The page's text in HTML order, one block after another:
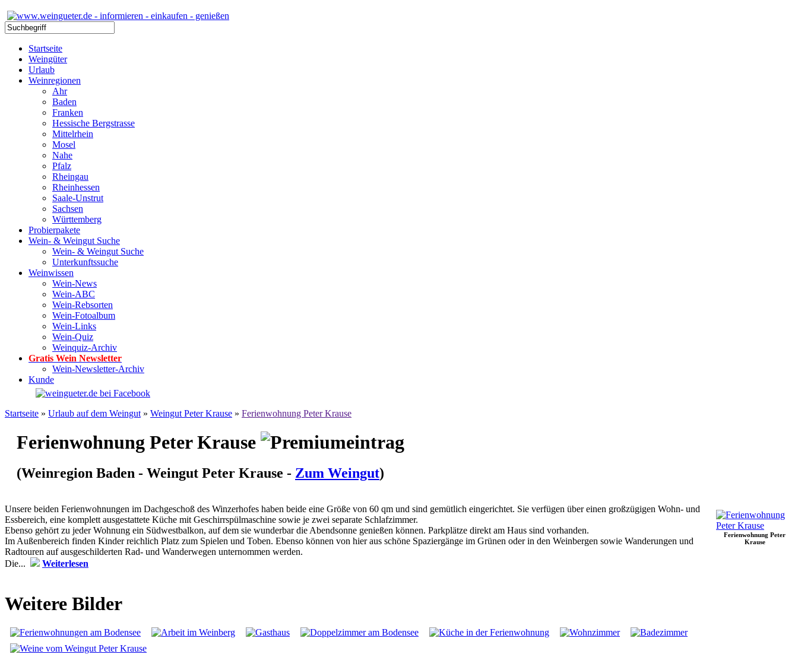
Startseite
Weingüter
Urlaub
Weinregionen
Ahr
Baden
Franken
Hessische Bergstrasse
Mittelrhein
Mosel
Nahe
Pfalz
Rheingau
Rheinhessen
Saale-Unstrut
Sachsen
Württemberg
Probierpakete
Wein- & Weingut Suche
Wein- & Weingut Suche
Unterkunftssuche
Weinwissen
Wein-News
Wein-ABC
Wein-Rebsorten
Wein-Fotoalbum
Wein-Links
Wein-Quiz
Weinquiz-Archiv
Gratis Wein Newsletter
Wein-Newsletter-Archiv
Kunde
Startseite » Urlaub auf dem Weingut » Weingut Peter Krause » Ferienwohnung Peter Krause
Ferienwohnung Peter Krause
(Weinregion Baden - Weingut Peter Krause - Zum Weingut)
Ferienwohnung Peter
Krause
Unsere beiden Ferienwohnungen im Dachgeschoß des Winzerhofes haben beide eine Größe von 60 qm und sind gemütlich eingerichtet. Sie verfügen über einen großzügigen Wohn- und
Essbereich, eine komplett ausgestattete Küche mit Geschirrspülmaschine sowie je zwei separate Schlafzimmer.
Ebenso gehört zu jeder Wohnung ein Südwestbalkon, auf dem sie wunderbar die Abendsonne genießen können. Parkplätze direkt am Haus sind vorhanden.
Im Außenbereich finden Kinder reichlich Platz zum Spielen und Toben. Ebenso können von hier aus schöne Spaziergänge im Grünen oder in den Weinbergen sowie Wanderungen und
Radtouren auf ausgeschilderten Rad- und Wanderwegen unternommen werden.
Die...
Weiterlesen
Weitere Bilder